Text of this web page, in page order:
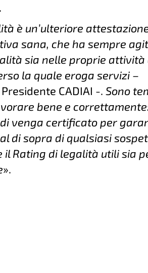
è un’ulteriore
sana, che ha sempre
sia nelle proprie
la quale eroga servizi –
CADIAI -. Sono
bene e
venga certificato per
di sopra di qualsiasi
Rating di legalità utili sia
».